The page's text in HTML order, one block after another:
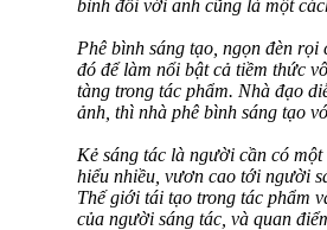
bình đối với anh cũng là một
Phê bình sáng tạo, ngọn đèn
đó để làm nổi bật cả tiềm thức
tàng trong tác phẩm. Nhà đạo
ảnh, thì nhà phê bình sáng tạo
Kẻ sáng tác là người cần có
hiểu nhiều, vươn cao tới người
Thế giới tái tạo trong tác phẩm
của người sáng tác, và quan